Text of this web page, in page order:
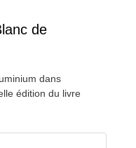
de
dans
édition du livre